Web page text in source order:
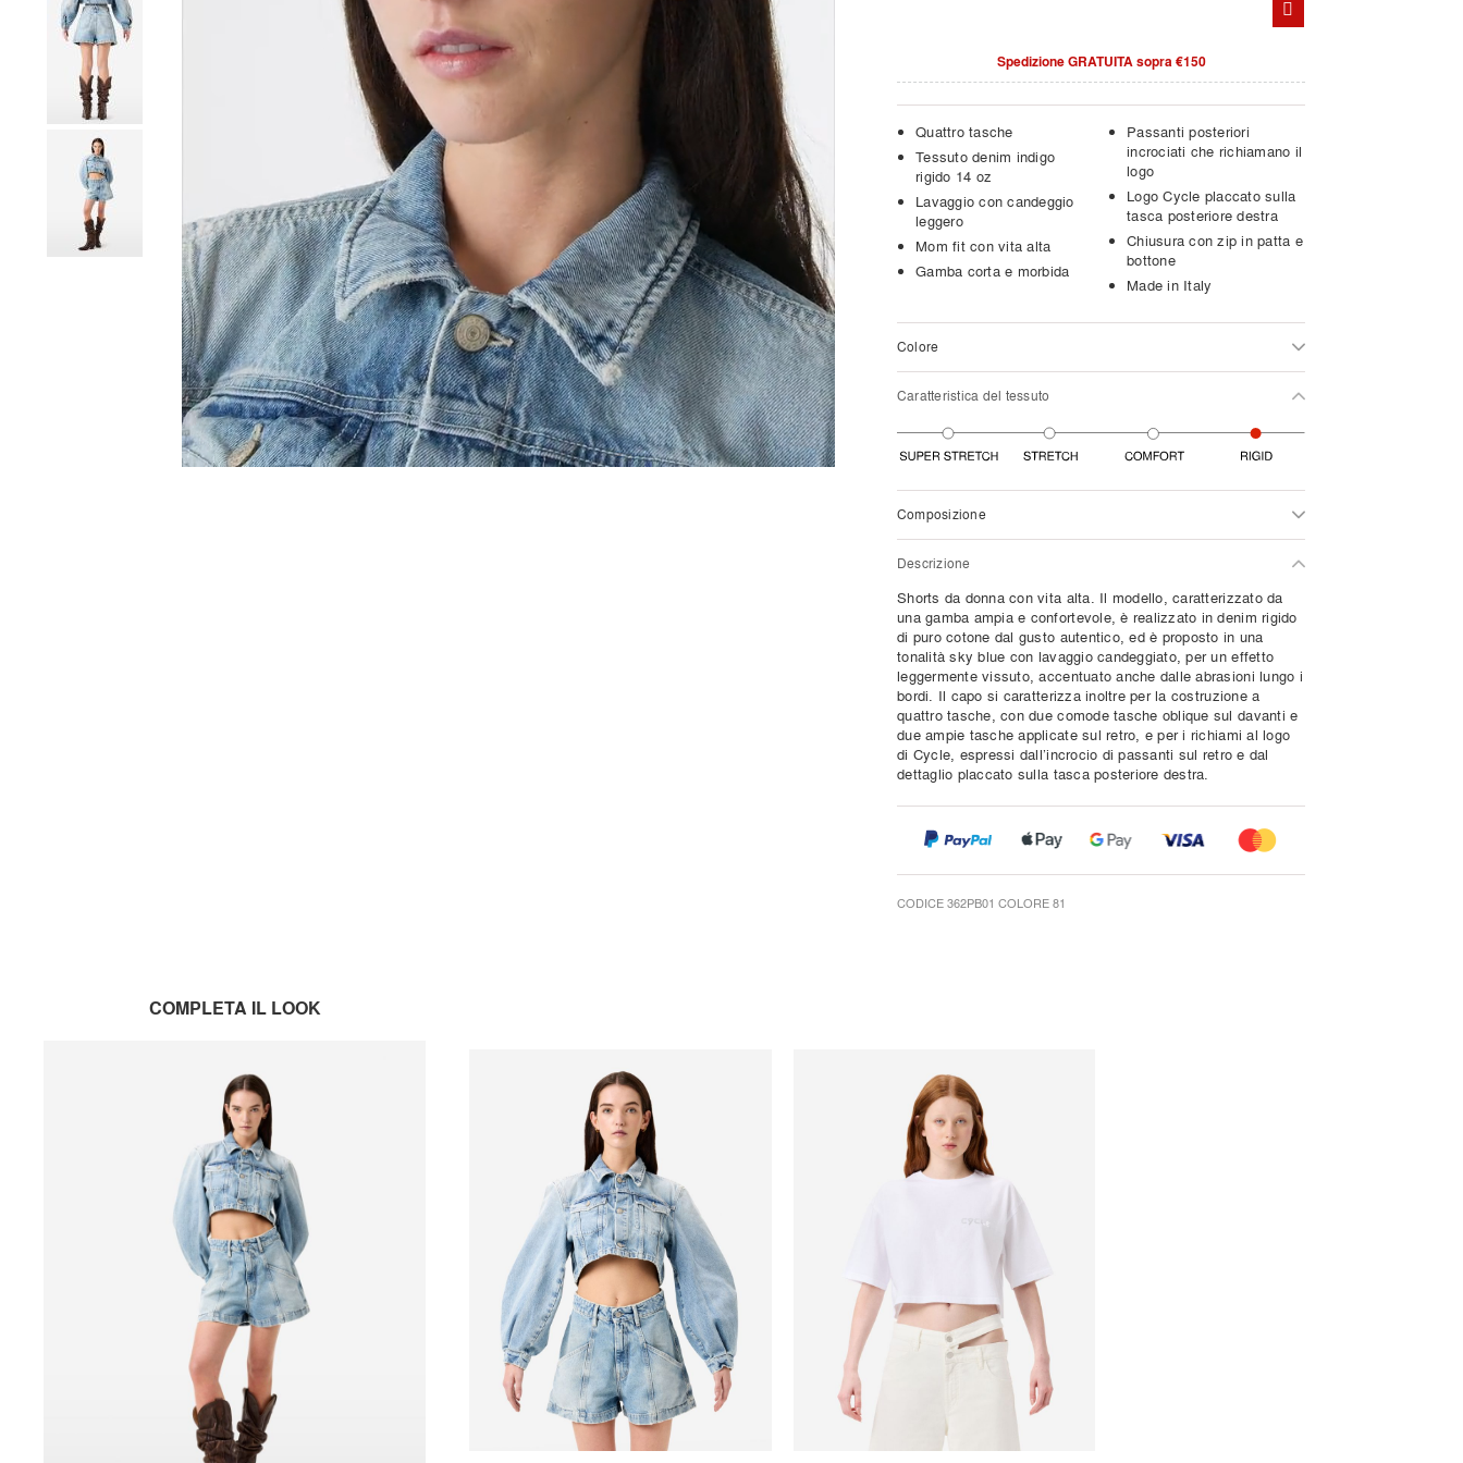
Spedizione GRATUITA sopra €150
Quattro tasche
Tessuto denim indigo
rigido 14 oz
Lavaggio con candeggio
leggero
Mom fit con vita alta
Gamba corta e morbida
Passanti posteriori
incrociati che richiamano il
logo
Logo Cycle placcato sulla
tasca posteriore destra
Chiusura con zip in patta e
bottone
Made in Italy
Colore
Caratteristica del tessuto
Composizione
Descrizione
Shorts da donna con vita alta. Il modello, caratterizzato da
una gamba ampia e confortevole, è realizzato in denim rigido
di puro cotone dal gusto autentico, ed è proposto in una
tonalità sky blue con lavaggio candeggiato, per un effetto
leggermente vissuto, accentuato anche dalle abrasioni lungo i
bordi. Il capo si caratterizza inoltre per la costruzione a
quattro tasche, con due comode tasche oblique sul davanti e
due ampie tasche applicate sul retro, e per i richiami al logo
di Cycle, espressi dall’incrocio di passanti sul retro e dal
dettaglio placcato sulla tasca posteriore destra.
CODICE 362PB01 COLORE 81
COMPLETA IL LOOK